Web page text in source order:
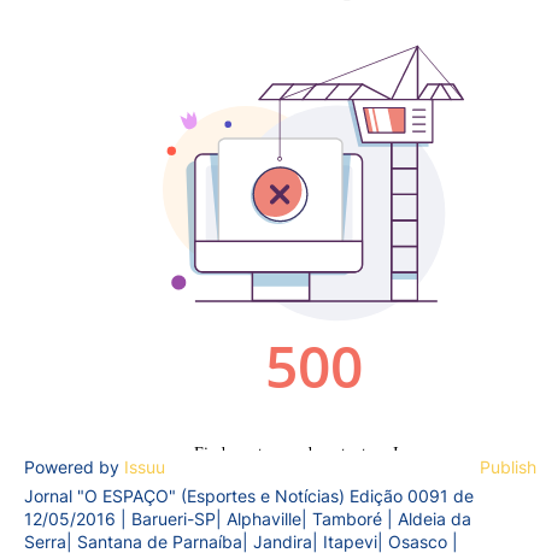
Powered by Issuu
Jornal "O ESPAÇO" (Esportes e Notícias) Edição 0091 de
12/05/2016 | Barueri-SP| Alphaville| Tamboré | Aldeia da
Serra| Santana de Parnaíba| Jandira| Itapevi| Osasco |